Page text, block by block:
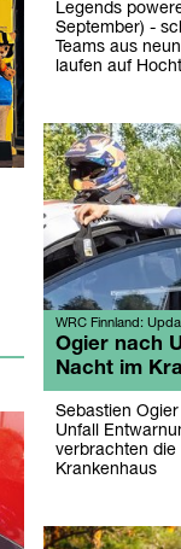
Legends
September) -
Teams aus
laufen auf
WRC Finnland:
Ogier nach
Nacht im
Sebastien
Unfall
verbrachten die
Krankenhaus